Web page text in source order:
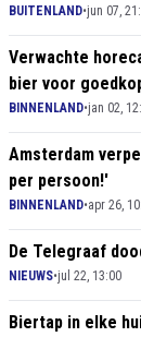
BUITENLAND•jun 07,
Verwachte
bier voor
BINNENLAND•jan 02,
Amsterdam
per persoon!'
BINNENLAND•apr 26,
De Telegraaf
NIEUWS•jul 22, 13:00
Biertap in elke